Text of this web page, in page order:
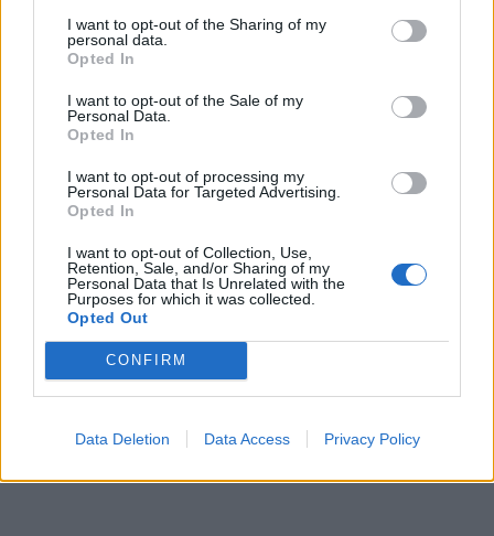
I want to opt-out of the Sharing of my
personal data.
Opted In
I want to opt-out of the Sale of my
Personal Data.
Opted In
I want to opt-out of processing my
Personal Data for Targeted Advertising.
Opted In
I want to opt-out of Collection, Use,
Retention, Sale, and/or Sharing of my
Personal Data that Is Unrelated with the
Purposes for which it was collected.
Opted Out
CONFIRM
Data Deletion Data Access Privacy Policy